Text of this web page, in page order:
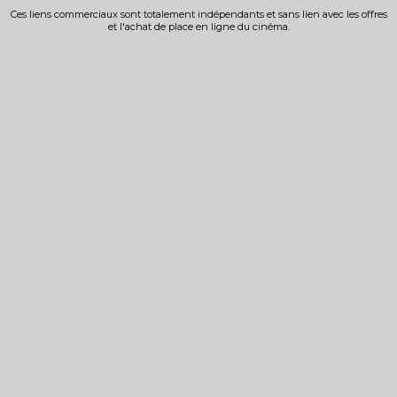
Ces liens commerciaux sont totalement indépendants et sans lien avec les offres
et l'achat de place en ligne du cinéma.